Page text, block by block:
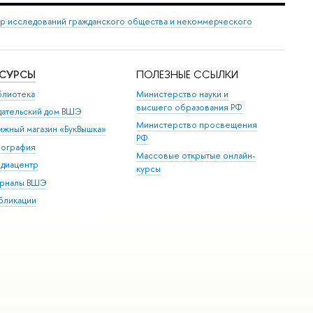
исследований гражданского общества и некоммерческого
дом ВШЭ
магазин «БукВышка»
ВШЭ
ПОЛЕЗНЫЕ ССЫЛКИ
Министерство науки и
высшего образования РФ
Министерство просвещения
РФ
Массовые открытые онлайн-
курсы